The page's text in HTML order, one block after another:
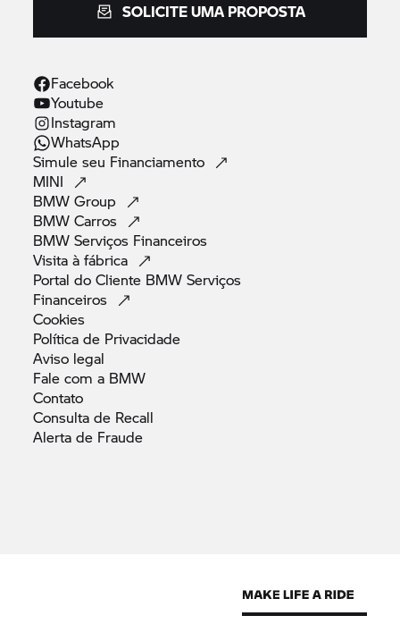
SOLICITE UMA PROPOSTA
Facebook
Youtube
Instagram
WhatsApp
Simule seu Financiamento
MINI
BMWGroup
BMWCarros
BMW Serviços Financeiros
Visita àfábrica
Portal do Cliente BMW Serviços
Financeiros
Cookies
Política de Privacidade
Aviso legal
Fale com a BMW
Contato
Consulta de Recall
Alerta de Fraude